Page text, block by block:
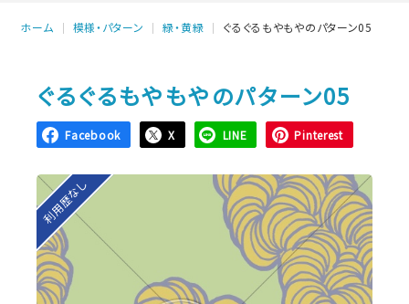
ホーム 模様・パターン 緑・黄緑 ぐるぐるもやもやのパターン05
ぐるぐるもやもやのパターン05
Facebook X LINE Pinterest
利用歴なし